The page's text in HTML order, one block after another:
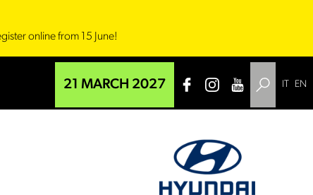
online from 15 June!
21 MARCH 2027 EN